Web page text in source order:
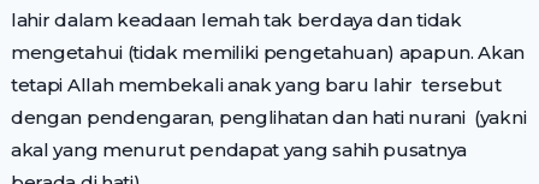
lahir dalam keadaan lemah tak berdaya dan tidak
mengetahui (tidak memiliki pengetahuan) apapun. Akan
tetapi Allah membekali anak yang baru lahir tersebut
dengan pendengaran, penglihatan dan hati nurani (yakni
akal yang menurut pendapat yang sahih pusatnya